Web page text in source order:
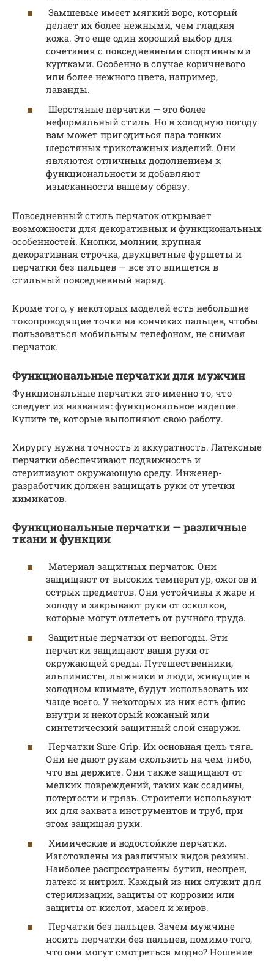
Замшевые имеет мягкий ворс, который
делает их более нежными, чем гладкая
кожа. Это еще один хороший выбор для
сочетания с повседневными спортивными
куртками. Особенно в случае коричневого
или более нежного цвета, например,
лаванды.
Шерстяные перчатки — это более
неформальный стиль. Но в холодную погоду
вам может пригодиться пара тонких
шерстяных трикотажных изделий. Они
являются отличным дополнением к
функциональности и добавляют
изысканности вашему образу.
Повседневный стиль перчаток открывает
возможности для декоративных и функциональных
особенностей. Кнопки, молнии, крупная
декоративная строчка, двухцветные фуршеты и
перчатки без пальцев — все это впишется в
стильный повседневный наряд.
Кроме того, у некоторых моделей есть небольшие
токопроводящие точки на кончиках пальцев, чтобы
пользоваться мобильным телефоном, не снимая
перчаток.
Функциональные перчатки для мужчин
Функциональные перчатки это именно то, что
следует из названия: функциональное изделие.
Купите те, которые выполняют свою работу.
Хирургу нужна точность и аккуратность. Латексные
перчатки обеспечивают подвижность и
стерилизуют окружающую среду. Инженер-
разработчик должен защищать руки от утечки
химикатов.
Функциональные перчатки — различные
ткани и функции
Материал защитных перчаток. Они
защищают от высоких температур, ожогов и
острых предметов. Они устойчивы к жаре и
холоду и закрывают руки от осколков,
которые могут отлететь от ручного труда.
Защитные перчатки от непогоды. Эти
перчатки защищают ваши руки от
окружающей среды. Путешественники,
альпинисты, лыжники и люди, живущие в
холодном климате, будут использовать их
чаще всего. У некоторых из них есть флис
внутри и некоторый кожаный или
синтетический защитный слой снаружи.
Перчатки Sure-Grip. Их основная цель тяга.
Они не дают рукам скользить на чем-либо,
что вы держите. Они также защищают от
мелких повреждений, таких как ссадины,
потертости и грязь. Строители используют
их для захвата инструментов и труб, при
этом защищая руки.
Химические и водостойкие перчатки.
Изготовлены из различных видов резины.
Наиболее распространены бутил, неопрен,
латекс и нитрил. Каждый из них служит для
стерилизации, защиты от коррозии или
защиты от кислот, масел и жиров.
Перчатки без пальцев. Зачем мужчине
носить перчатки без пальцев, помимо того,
что они могут смотреться модно? Ношение